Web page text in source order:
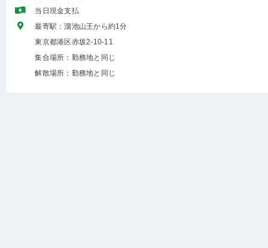
当日現金支払
最寄駅：溜池山王から約1分
東京都港区赤坂2-10-11
集合場所：勤務地と同じ
解散場所：勤務地と同じ